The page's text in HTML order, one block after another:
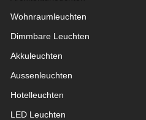
Wohnraum­leuchten
Dimmbare Leuchten
Akkuleuchten
Aussen­leuchten
Hotelleuchten
LED Leuchten